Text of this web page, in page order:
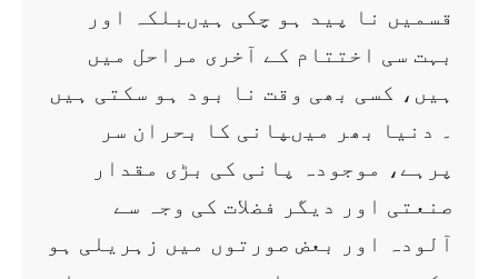
قسمیں نا پید ہو چکی ہیںبلکہ اور
بہت سی اختتام کے آخری مراحل میں
ہیں، کسی بھی وقت نا بود ہو سکتی ہیں
۔ دنیا بھر میںپانی کا بحران سر
پرہے، موجودہ پانی کی بڑی مقدار
صنعتی اور دیگر فضلات کی وجہ سے
آلودہ اور بعض صورتوں میں زہریلی ہو